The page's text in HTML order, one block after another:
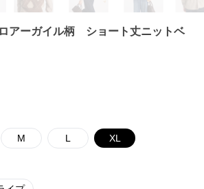
アーガイル柄 ショート丈ニットベ
M L XL